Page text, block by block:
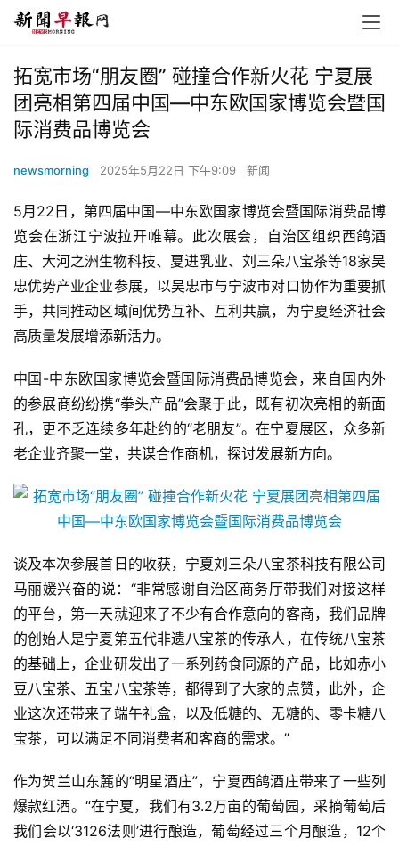
拓宽市场“朋友圈” 碰撞合作新火花 宁夏展
团亮相第四届中国—中东欧国家博览会暨国
际消费品博览会
newsmorning 2025年5月22日 下午9:09 新闻
5月22日，第四届中国—中东欧国家博览会暨国际消费品博
览会在浙江宁波拉开帷幕。此次展会，自治区组织西鸽酒
庄、大河之洲生物科技、夏进乳业、刘三朵八宝茶等18家吴
忠优势产业企业参展，以吴忠市与宁波市对口协作为重要抓
手，共同推动区域间优势互补、互利共赢，为宁夏经济社会
高质量发展增添新活力。
中国-中东欧国家博览会暨国际消费品博览会，来自国内外
的参展商纷纷携“拳头产品”会聚于此，既有初次亮相的新面
孔，更不乏连续多年赴约的“老朋友”。在宁夏展区，众多新
老企业齐聚一堂，共谋合作商机，探讨发展新方向。
谈及本次参展首日的收获，宁夏刘三朵八宝茶科技有限公司
马丽媛兴奋的说：“非常感谢自治区商务厅带我们对接这样
的平台，第一天就迎来了不少有合作意向的客商，我们品牌
的创始人是宁夏第五代非遗八宝茶的传承人，在传统八宝茶
的基础上，企业研发出了一系列药食同源的产品，比如赤小
豆八宝茶、五宝八宝茶等，都得到了大家的点赞，此外，企
业这次还带来了端午礼盒，以及低糖的、无糖的、零卡糖八
宝茶，可以满足不同消费者和客商的需求。”
作为贺兰山东麓的“明星酒庄”，宁夏西鸽酒庄带来了一些列
爆款红酒。“在宁夏，我们有3.2万亩的葡萄园，采摘葡萄后
我们会以‘3126法则’进行酿造，葡萄经过三个月酿造，12个